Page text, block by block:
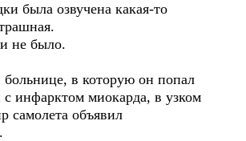
была озвучена какая-то
не было.
в которую он попал
с инфарктом миокарда, в узком
самолета объявил